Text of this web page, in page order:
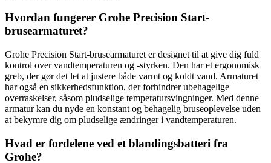
Hvordan fungerer Grohe Precision Start-
brusearmaturet?
Grohe Precision Start-brusearmaturet er designet til at give dig fuld
kontrol over vandtemperaturen og -styrken. Den har et ergonomisk
greb, der gør det let at justere både varmt og koldt vand. Armaturet
har også en sikkerhedsfunktion, der forhindrer ubehagelige
overraskelser, såsom pludselige temperatursvingninger. Med denne
armatur kan du nyde en konstant og behagelig bruseoplevelse uden
at bekymre dig om pludselige ændringer i vandtemperaturen.
Hvad er fordelene ved et blandingsbatteri fra
Grohe?